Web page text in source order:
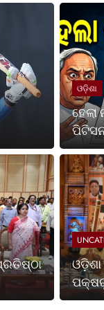
ହେଉଛି ଭାରତର
ଓଡ଼ିଶା
ଓଡ଼ିଶା